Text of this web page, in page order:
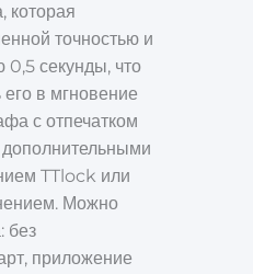
которая
точностью и
0,5 секунды, что
его в мгновение
с отпечатком
дополнительными
TTlock или
Можно
без
приложение